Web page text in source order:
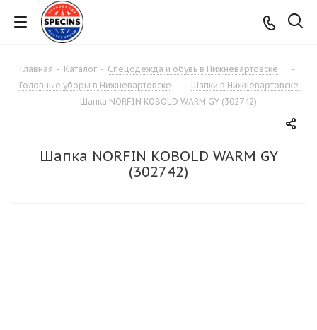
Главная - Каталог - Спецодежда и обувь в Нижневартовске
-
Головные уборы в Нижневартовске
- Шапки в Нижневартовске
- Шапка NORFIN KOBOLD WARM GY (302742)
Шапка NORFIN KOBOLD WARM GY
(302742)